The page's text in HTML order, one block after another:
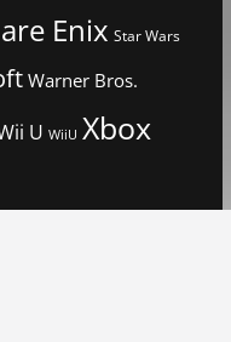
Enix Star Wars
Warner Bros.
U WiiU Xbox